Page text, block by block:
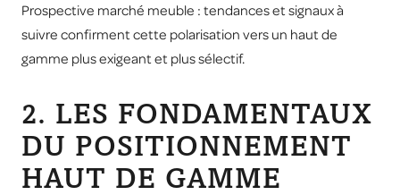
Prospective marché meuble : tendances et signaux à
suivre confirment cette polarisation vers un haut de
gamme plus exigeant et plus sélectif.
2. LES FONDAMENTAUX
DU POSITIONNEMENT
HAUT DE GAMME